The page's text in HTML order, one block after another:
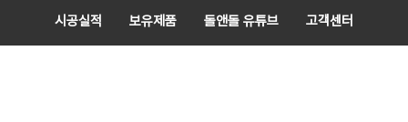
시공실적 보유제품 돌앤돌 유튜브 고객센터